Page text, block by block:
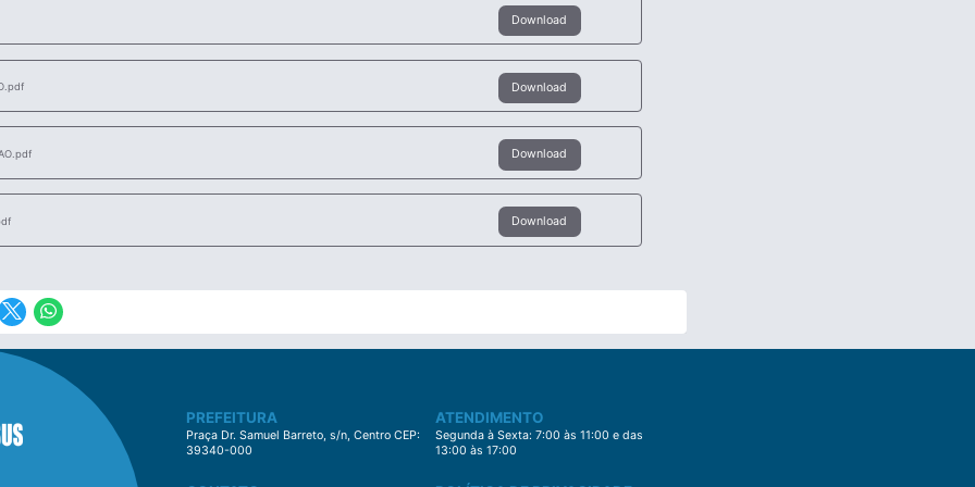
Download
Download
Download
Download
PREFEITURA
Praça Dr. Samuel Barreto, s/n, Centro CEP:
39340-000
ATENDIMENTO
Segunda à Sexta: 7:00 às 11:00 e das
13:00 às 17:00